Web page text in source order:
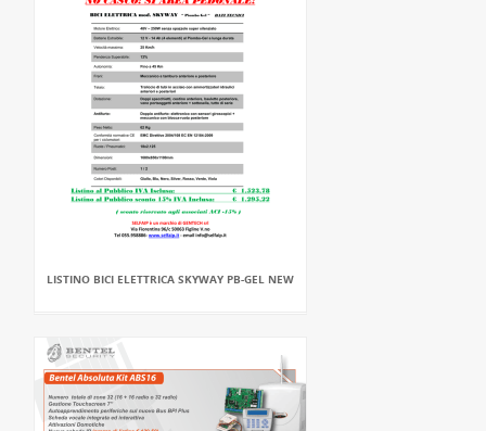
LISTINO BICI ELETTRICA SKYWAY PB-GEL NEW